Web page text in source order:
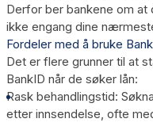
Derfor ber bankene om at
ikke engang dine
Fordeler med å bruke
Det er flere grunner til at
BankID når de søker lån:
Rask behandlingstid:
etter innsendelse, ofte